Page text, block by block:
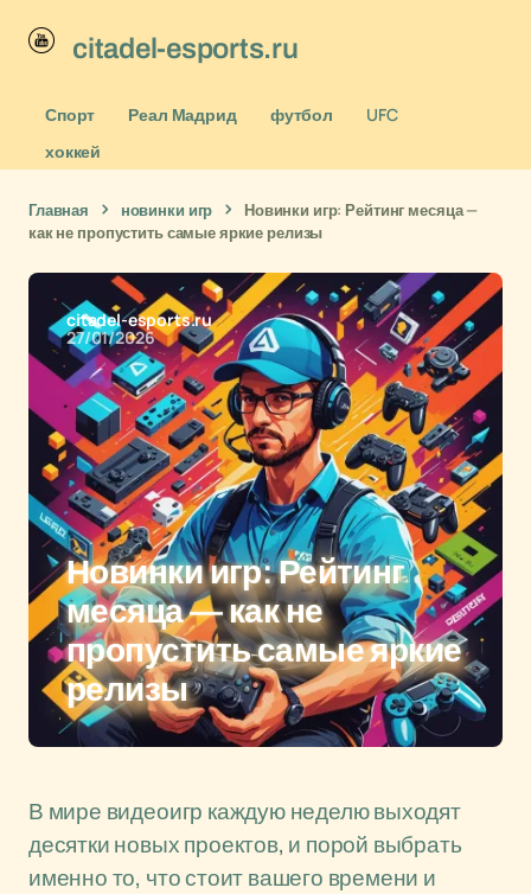
citadel-esports.ru
Спорт Реал Мадрид футбол
UFC
хоккей
Главная новинки игр
Новинки игр: Рейтинг месяца —
как не пропустить самые яркие релизы
citadel-esports.ru
27/01/2026
Новинки игр: Рейтинг
месяца — как не
пропустить самые яркие
релизы
В мире видеоигр каждую неделю выходят
десятки новых проектов, и порой выбрать
именно то, что стоит вашего времени и